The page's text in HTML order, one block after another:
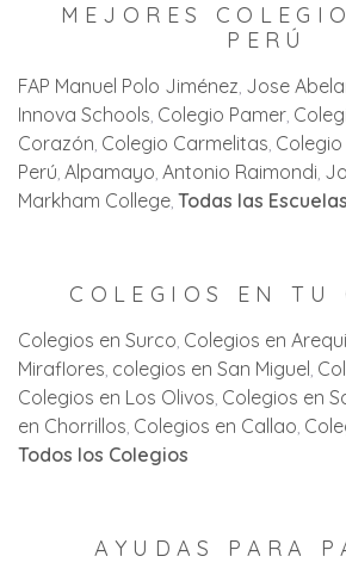
MEJORES
PERÚ
FAP Manuel Polo Jiménez Jose
Innova Schools Colegio Pamer
Corazón Colegio Carmelitas
Perú Alpamayo Antonio Raimondi
Markham College Todas las Escuelas
COLEGIOS EN TU
Colegios en Surco Colegios en
Miraflores colegios en San Miguel
Colegios en Los Olivos Colegios en
en Chorrillos Colegios en Callao
Todos los Colegios
AYUDAS PARA